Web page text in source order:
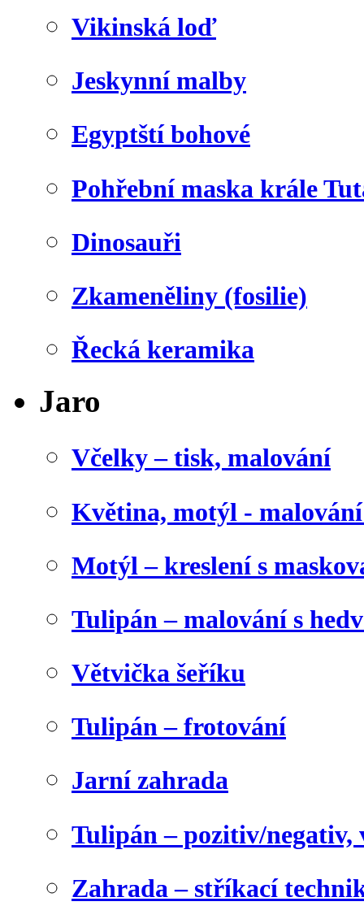
Vikinská loď
Jeskynní malby
Egyptští bohové
Pohřební maska krále
Dinosauři
Zkameněliny (fosilie)
Řecká keramika
Jaro
Včelky – tisk, malování
Květina, motýl -
Motýl – kreslení s
Tulipán – malování s
Větvička šeříku
Tulipán – frotování
Jarní zahrada
Tulipán – pozitiv/negativ,
Zahrada – stříkací